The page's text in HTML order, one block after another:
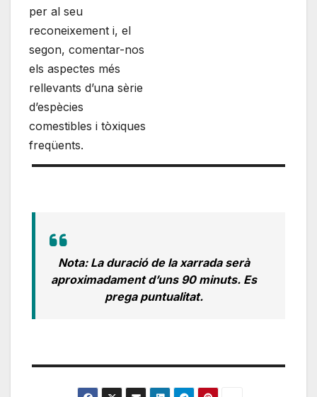
per al seu
reconeixement i, el
segon, comentar-nos
els aspectes més
rellevants d’una sèrie
d’espècies
comestibles i tòxiques
freqüents.
Nota: La duració de la xarrada serà
aproximadament d’uns 90 minuts. Es
prega puntualitat.